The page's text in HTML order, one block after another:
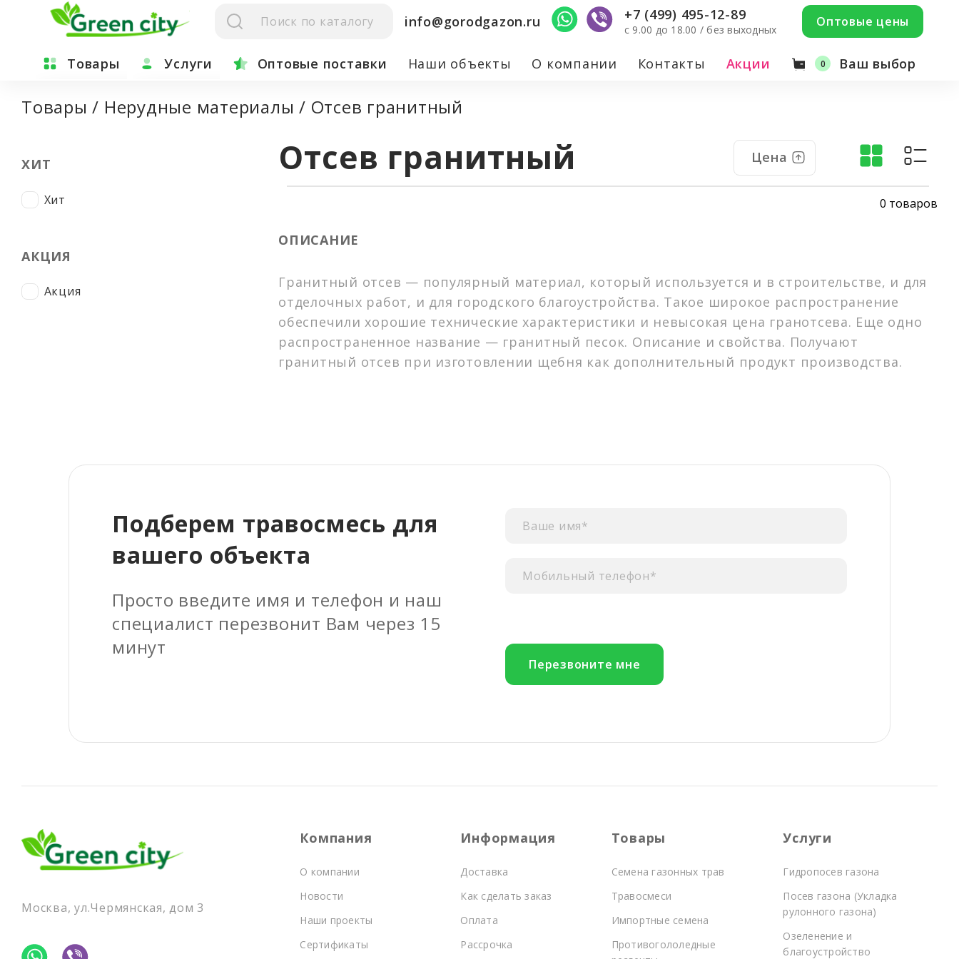
info@gorodgazon.ru +7 (499) 495-12-89
c 9.00 до 18.00 / без выходных
Оптовые цены
Товары
Green City
Импортные семена
Монокультуры (злаковые)
Геосентетические материалы
Услуги
Гидропосев газона
Озеленение и благоустройство территорий
Оптовые поставки Наши объекты О компании Контакты Акции 0 Ваш выбор
Товары / Нерудные материалы / Отсев гранитный
ХИТ
Хит
АКЦИЯ
Акция
Отсев гранитный Цена
0 товаров
ОПИСАНИЕ
Гранитный отсев — популярный материал, который используется и в строительстве, и для
отделочных работ, и для городского благоустройства. Такое широкое распространение
обеспечили хорошие технические характеристики и невысокая цена гранотсева. Еще одно
распространенное название — гранитный песок. Описание и свойства. Получают
гранитный отсев при изготовлении щебня как дополнительный продукт производства.
Подберем травосмесь для
вашего объекта
Просто введите имя и телефон и наш
специалист перезвонит Вам через 15
минут
Перезвоните мне
Москва, ул.Чермянская, дом 3
Компания
О компании
Новости
Наши проекты
Сертификаты
Информация
Доставка
Как сделать заказ
Оплата
Рассрочка
Товары
Семена газонных трав
Травосмеси
Импортные семена
Противогололедные
Услуги
Гидропосев газона
Посев газона (Укладка
рулонного газона)
Озеленение и
благоустройство